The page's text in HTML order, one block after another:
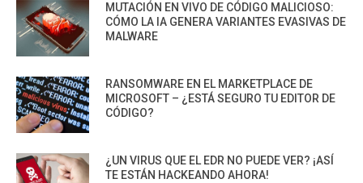
MUTACIÓN EN VIVO DE CÓDIGO MALICIOSO:
CÓMO LA IA GENERA VARIANTES EVASIVAS DE
MALWARE
RANSOMWARE EN EL MARKETPLACE DE
MICROSOFT – ¿ESTÁ SEGURO TU EDITOR DE
CÓDIGO?
¿UN VIRUS QUE EL EDR NO PUEDE VER? ¡ASÍ
TE ESTÁN HACKEANDO AHORA!